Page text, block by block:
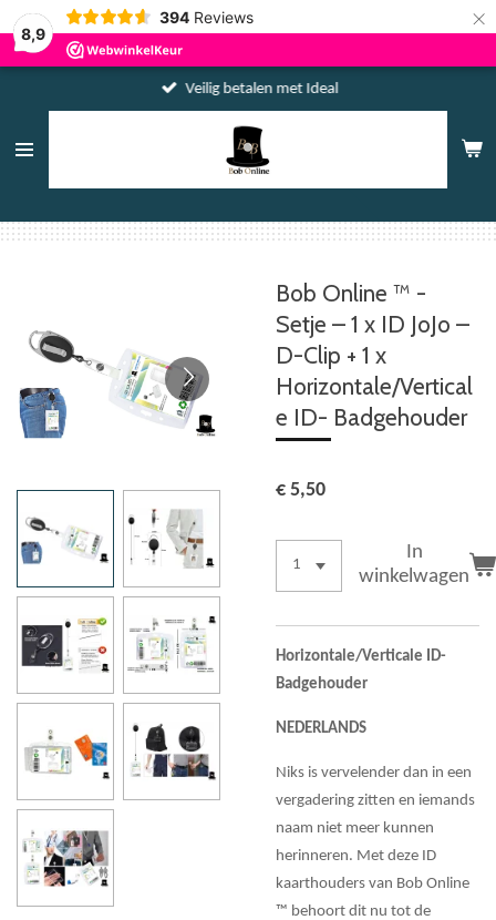
8,9
394 Reviews ×
Veilig betalen met Ideal
Bob Online ™ -
Setje – 1 x ID JoJo –
D-Clip + 1 x
Horizontale/Vertical
e ID- Badgehouder
€ 5,50
In
winkelwagen
Horizontale/Verticale ID-
Badgehouder
NEDERLANDS
Niks is vervelender dan in een
vergadering zitten en iemands
naam niet meer kunnen
herinneren. Met deze ID
kaarthouders van Bob Online
™ behoort dit nu tot de